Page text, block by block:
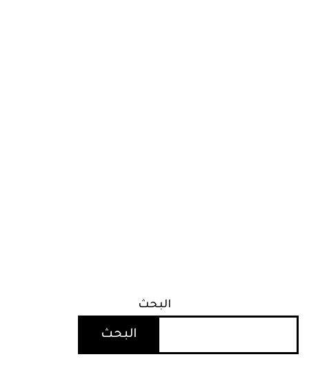
البحث
البحث